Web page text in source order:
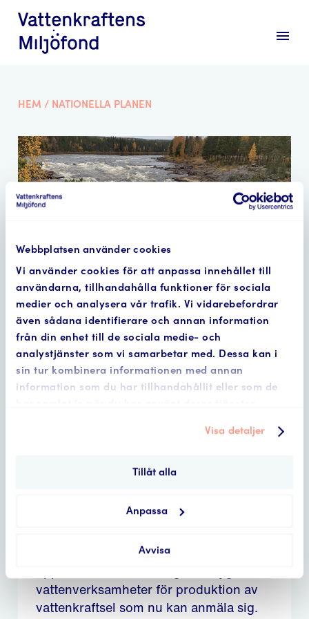
Webbplatsen använder cookies
Vi använder cookies för att anpassa innehållet till
användarna, tillhandahålla funktioner för sociala
medier och analysera vår trafik. Vi vidarebefordrar
även sådana identifierare och annan information
från din enhet till de sociala medie- och
analystjänster som vi samarbetar med. Dessa kan i
sin tur kombinera informationen med annan
information som du har tillhandahållit eller som de
Visa detaljer
Tillåt alla
Anpassa
Avvisa
menu
HEM / NATIONELLA PLANEN
fonden • 1 februari, 2022
Nu öppnar anmälan
för verksamheter
med prövningstid
Från och med idag, den 1 februari 2022,
planen ska lämna in sin ansökan till
februari 2025 anmäla sig till Fonden. Vi
vattenverksamheter för produktion av
vattenkraftsel som nu kan anmäla sig.